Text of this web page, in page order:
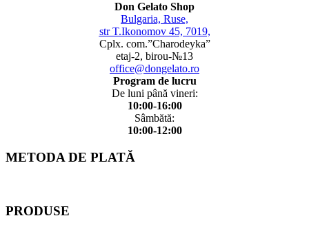
Don Gelato Shop
Bulgaria, Ruse,
str T.Ikonomov 45, 7019,
Cplx. com.”Charodeyka”
etaj-2, birou-№13
office@dongelato.ro
Program de lucru
De luni până vineri:
10:00-16:00
Sâmbătă:
10:00-12:00
METODA DE PLATĂ
PRODUSE